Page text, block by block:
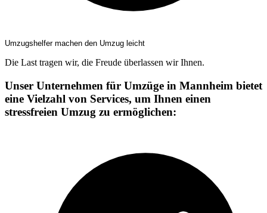
Umzugshelfer machen den Umzug leicht
Die Last tragen wir, die Freude überlassen wir Ihnen.
Unser Unternehmen für Umzüge in Mannheim bietet
eine Vielzahl von Services, um Ihnen einen
stressfreien Umzug zu ermöglichen: